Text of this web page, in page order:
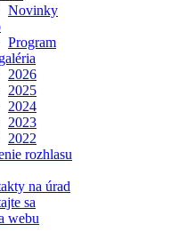
Novinky
Program
2026
2025
2024
2023
2022
rozhlasu
na úrad
sa
webu